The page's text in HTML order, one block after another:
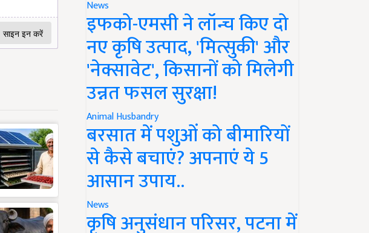
News
इफको-एमसी ने लॉन्च किए दो
नए कृषि उत्पाद, 'मित्सुकी' और
'नेक्सावेट', किसानों को मिलेगी
उन्नत फसल सुरक्षा!
Animal Husbandry
बरसात में पशुओं को बीमारियों
से कैसे बचाएं? अपनाएं ये 5
आसान उपाय..
News
कृषि अनुसंधान परिसर, पटना में